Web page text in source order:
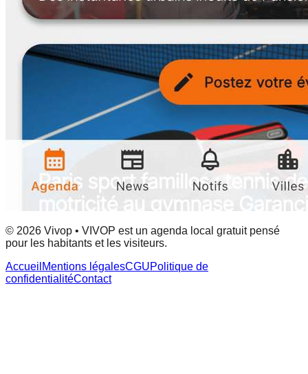
© 2026 Vivop • VIVOP est un agenda local gratuit pensé
pour les habitants et les visiteurs.
Accueil Mentions légalesCGUPolitique de
confidentialitéContact